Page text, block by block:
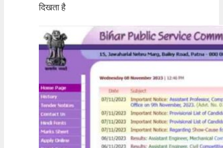
दिखता है